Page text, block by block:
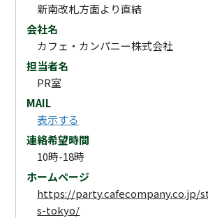
新南改札方面より直結
会社名
カフェ・カンパニー株式会社
担当者名
PR室
MAIL
表示する
連絡希望時間
10時-18時
ホームページ
https://party.cafecompany.co.jp/
s-tokyo/